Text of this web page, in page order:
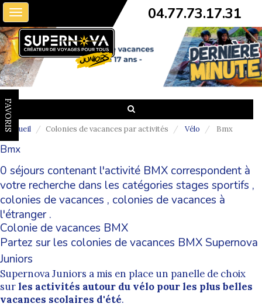
Toggle
navigation
04.77.73.17.31
FAVORIS
Accueil Colonies de vacances par activités Vélo Bmx
Bmx
0 séjours contenant l'activité BMX correspondent à
votre recherche dans les catégories stages sportifs ,
colonies de vacances , colonies de vacances à
l'étranger.
Colonie de vacances BMX
Partez sur les colonies de vacances BMX Supernova
Juniors
Supernova Juniors a mis en place un panelle de choix
surles activités autour du vélo pour les plus belles
vacances scolaires d'été.